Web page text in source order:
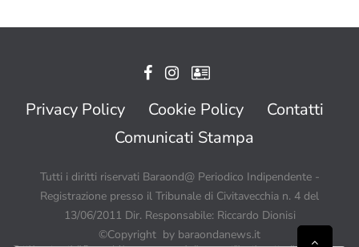
Privacy Policy Cookie Policy
Contatti
Comunicati Stampa
Tutti i diritti riservati Baraond@ Periodico Indipendente -
Registrazione presso il Tribunale di Civitavecchia n. 4 del
13/06/2011 Dir. Responsabile: Riccardo Dionisi
©Copyright by baraondanews.it